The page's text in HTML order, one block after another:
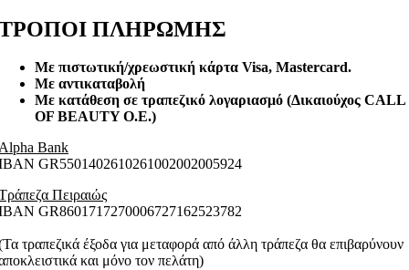
ΠΛΗΡΩΜΗΣ
Με πιστωτική/χρεωστική κάρτα Visa, Mastercard.
Με αντικαταβολή
Με κατάθεση σε τραπεζικό λογαριασμό (Δικαιούχος CALL
OF BEAUTY O.E.)
Bank
GR5501402610261002002005924
Πειραιώς
GR8601717270006727162523782
τραπεζικά έξοδα για μεταφορά από άλλη τράπεζα θα επιβαρύνουν
και μόνο τον πελάτη)